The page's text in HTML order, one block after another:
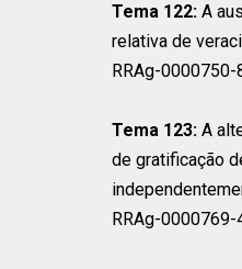
Tema 122: A
relativa de
RRAg-0000750-
Tema 123: A
de gratificação
RRAg-0000769-